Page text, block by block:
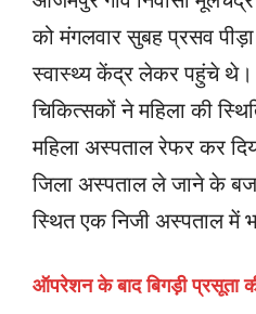
को मंगलवार सुबह प्रसव
स्वास्थ्य केंद्र लेकर पहुंचे थे।
चिकित्सकों ने महिला की
महिला अस्पताल रेफर कर
जिला अस्पताल ले जाने के
स्थित एक निजी अस्पताल में
ऑपरेशन के बाद बिगड़ी प्रसूता